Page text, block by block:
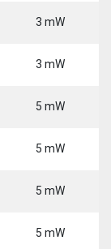
3 mW
3 mW
5 mW
5 mW
5 mW
5 mW